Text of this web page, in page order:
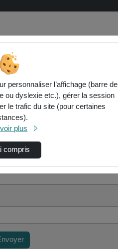
personnaliser l’affichage (barre de
ou dyslexie etc.), gérer la session
le trafic du site (pour certaines
plus
compris